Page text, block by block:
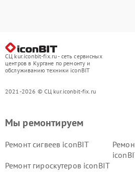
СЦ kur.iconbit-fix.ru - сеть сервисных
центров в Кургане по ремонту и
обслуживанию техники iconBIT
2021-2026 © СЦ kur.iconbit-fix.ru
Мы ремонтируем
Ремонт сигвеев iconBIT
Ремонт гироскутеров iconBIT